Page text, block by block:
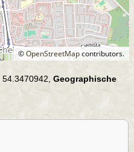
©OpenStreetMapcontributors.
54.3470942, Geographische